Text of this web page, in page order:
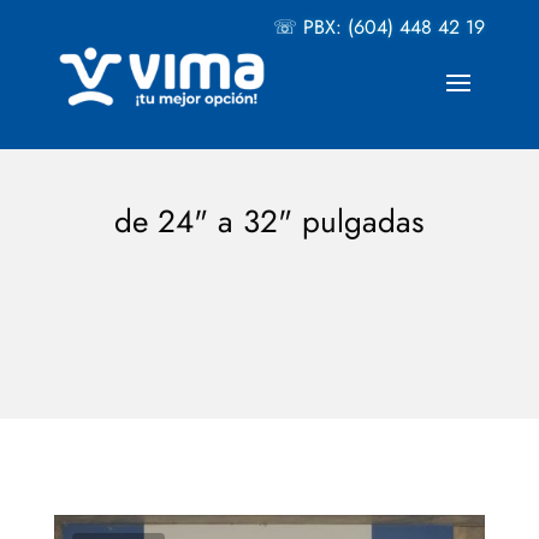
☏ PBX: (604) 448 42 19
de 24" a 32" pulgadas